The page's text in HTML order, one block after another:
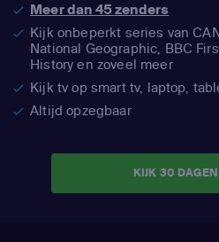
Meer dan 45 zenders
Kijk onbeperkt series van
National Geographic, BBC
History en zoveel meer
Kijk tv op smart tv, laptop,
Altijd opzegbaar
KIJK 30